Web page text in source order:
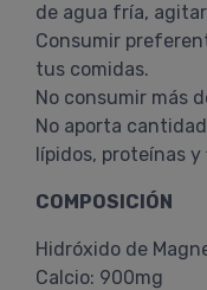
de agua fría,
Consumir
tus comidas.
No consumir más
No aporta
lípidos, proteínas
COMPOSICIÓN
Hidróxido de
Calcio: 900mg